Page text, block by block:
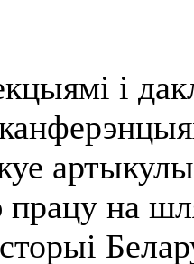
і
на